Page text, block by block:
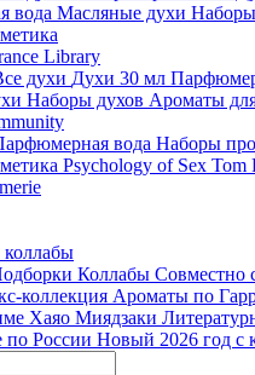
вода Масляные духи
Library
духи Духи 30 мл
Наборы духов Ароматы
вода Наборы
Psychology of Sex Tom
Коллабы Совместно
коллекция Ароматы по
Хаяо Миядзаки
по России Новый 2026 год с